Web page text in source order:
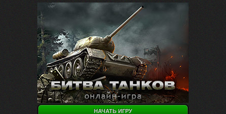
НАЧАТЬ ИГРУ